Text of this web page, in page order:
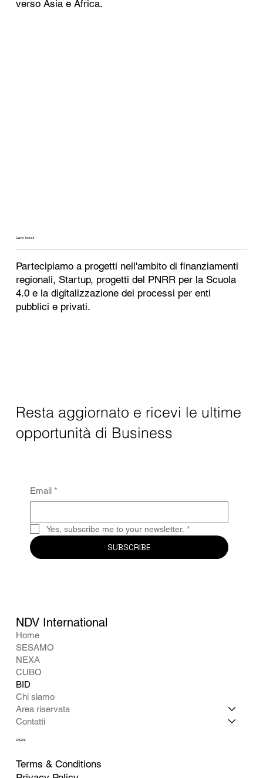
verso Asia e Africa.
Gare locali
Partecipiamo a progetti nell'ambito di finanziamenti
regionali, Startup, progetti del PNRR per la Scuola
4.0 e la digitalizzazione dei processi per enti
pubblici e privati.
Resta aggiornato e ricevi le ultime
opportunità di Business
Email *
Yes, subscribe me to your newsletter. *
SUBSCRIBE
NDV International
Home
SESAMO
NEXA
CUBO
BID
Chi siamo
Area riservata
Contatti
LEGAL
Terms & Conditions